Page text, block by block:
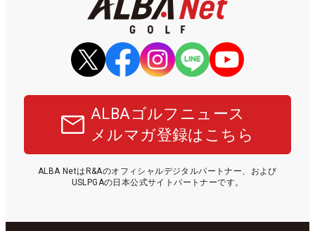
ALBAゴルフニュース
メルマガ登録はこちら
ALBA NetはR&Aのオフィシャルデジタルパートナー、および
USLPGAの日本公式サイトパートナーです。